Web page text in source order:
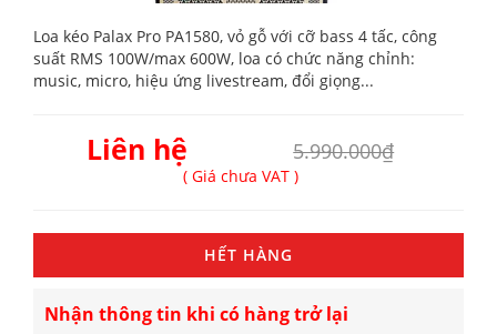
Loa kéo Palax Pro PA1580, vỏ gỗ với cỡ bass 4 tấc, công
suất RMS 100W/max 600W, loa có chức năng chỉnh:
music, micro, hiệu ứng livestream, đổi giọng...
Liên hệ 5.990.000₫
( Giá chưa VAT )
HẾT HÀNG
Nhận thông tin khi có hàng trở lại